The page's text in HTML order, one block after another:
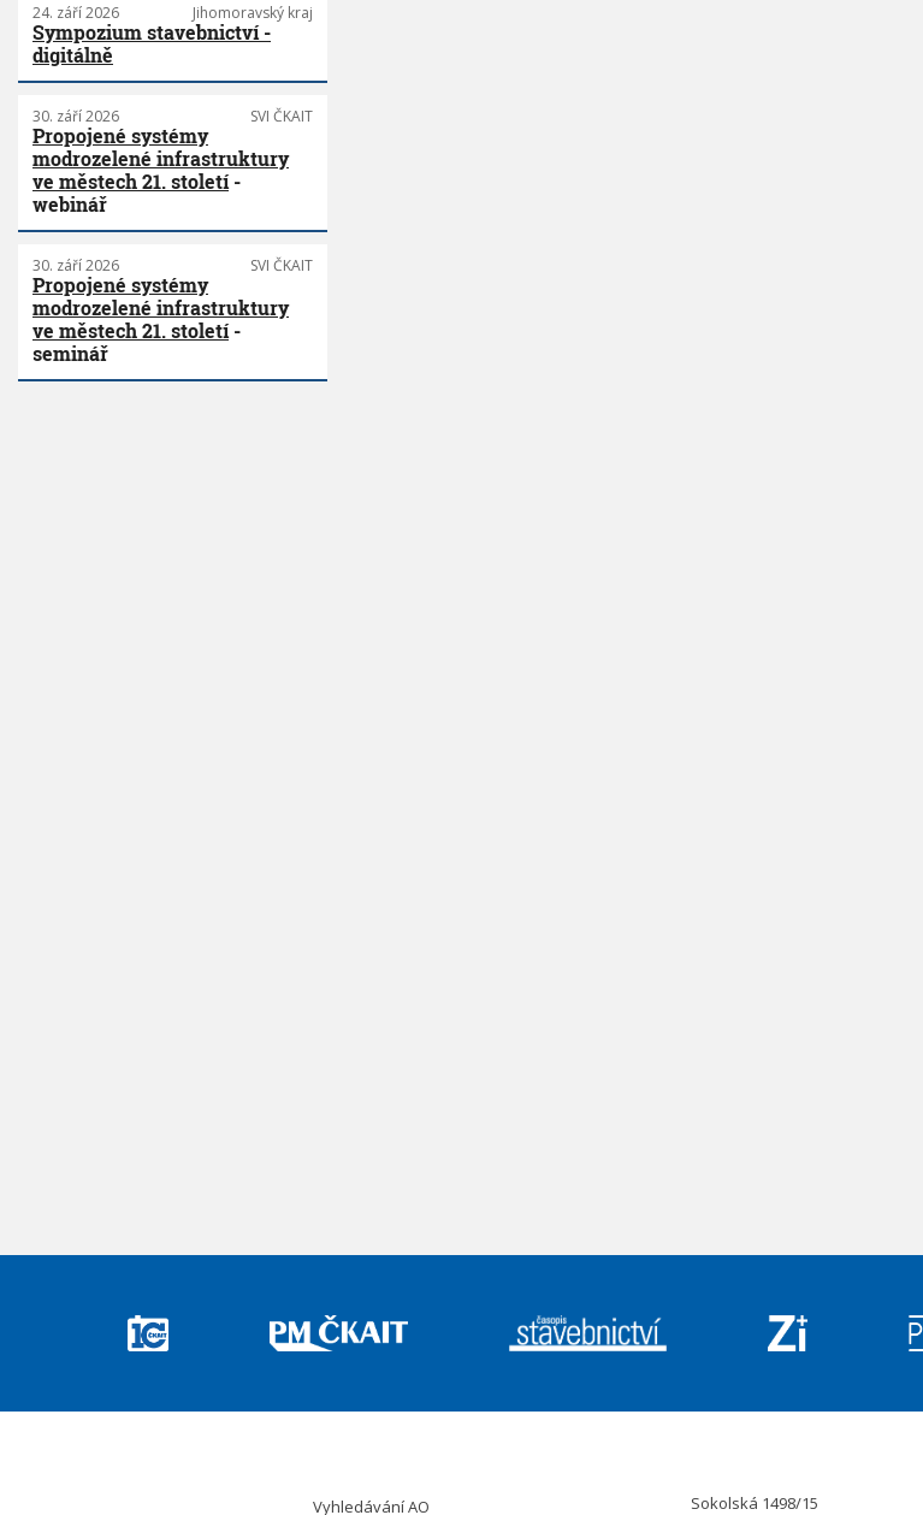
24. září 2026 Jihomoravský kraj
Sympozium stavebnictví -
digitálně
30. září 2026 SVI ČKAIT
Propojené systémy
modrozelené infrastruktury
ve městech 21. století-
webinář
30. září 2026 SVI ČKAIT
Propojené systémy
modrozelené infrastruktury
ve městech 21. století-
seminář
Vyhledávání AO Sokolská 1498/15